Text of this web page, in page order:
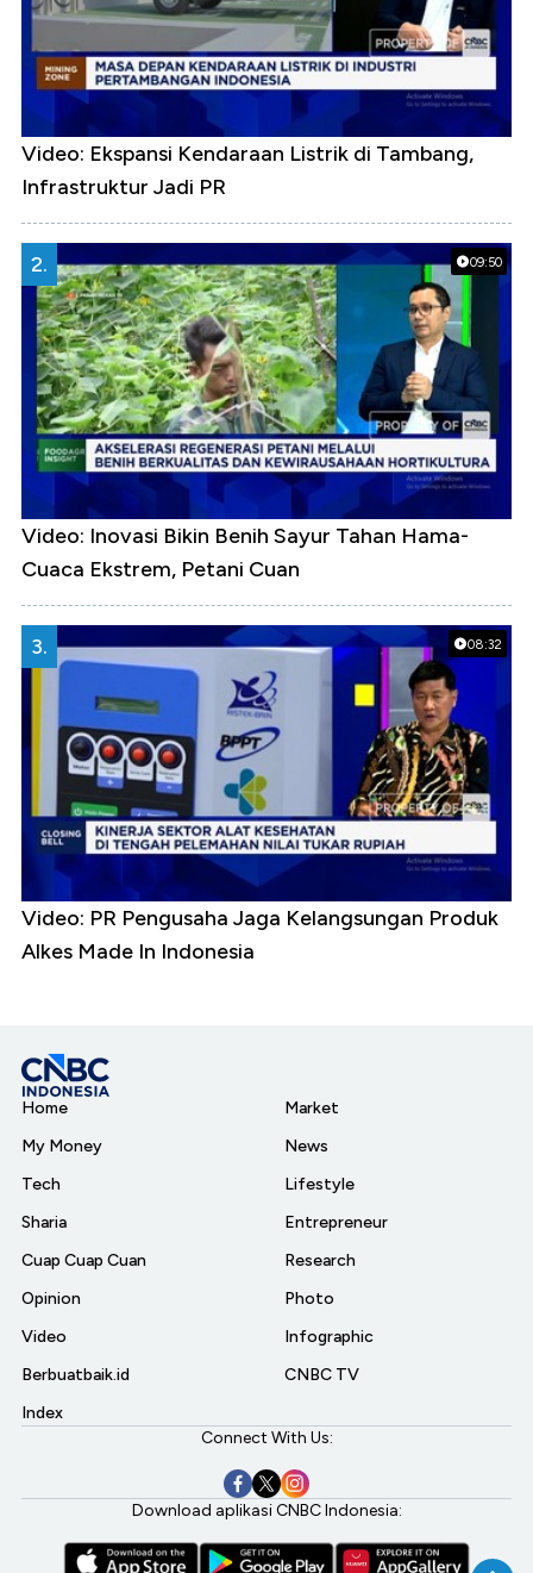
Video: Ekspansi Kendaraan Listrik di Tambang,
Infrastruktur Jadi PR
09:50
2.
Video: Inovasi Bikin Benih Sayur Tahan Hama-
Cuaca Ekstrem, Petani Cuan
08:32
3.
Video: PR Pengusaha Jaga Kelangsungan Produk
Alkes Made In Indonesia
Home
My Money
Tech
Sharia
Cuap Cuap Cuan
Opinion
Video
Berbuatbaik.id
Index
Market
News
Lifestyle
Entrepreneur
Research
Photo
Infographic
CNBC TV
Connect With Us:
Download aplikasi CNBC Indonesia: